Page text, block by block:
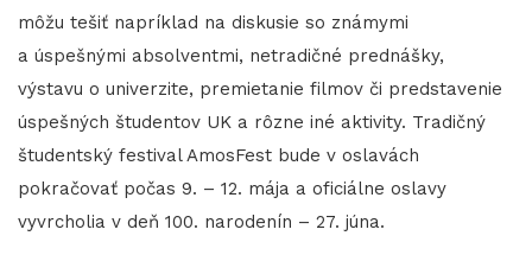
môžu tešiť napríklad na diskusie so známymi
a úspešnými absolventmi, netradičné prednášky,
výstavu o univerzite, premietanie filmov či predstavenie
úspešných študentov UK a rôzne iné aktivity. Tradičný
študentský festival AmosFest bude v oslavách
pokračovať počas 9. – 12. mája a oficiálne oslavy
vyvrcholia v deň 100. narodenín – 27. júna.